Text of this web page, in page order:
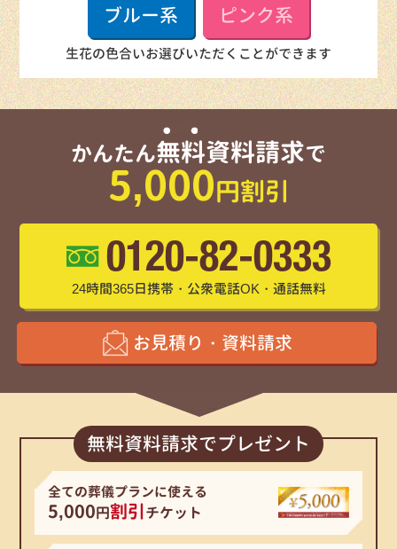
ブルー系 ピンク系
生花の色合いお選びいただくことができます
かんたん無料資料請求で
5,000円割引
0120-82-0333
24時間365日携帯・公衆電話OK・通話無料
お見積り・資料請求
無料資料請求でプレゼント
全ての葬儀プランに使える
5,000円割引チケット